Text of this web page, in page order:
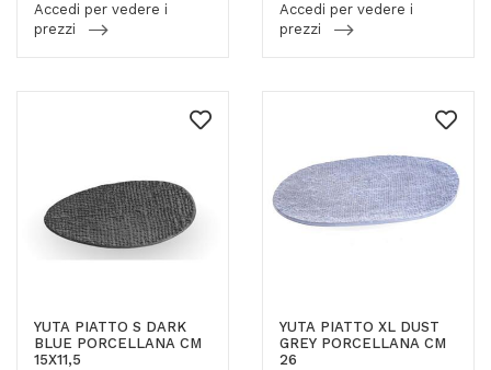
Accedi per vedere i
prezzi
Accedi per vedere i
prezzi
YUTA PIATTO S DARK
BLUE PORCELLANA CM
15X11,5
YUTA PIATTO XL DUST
GREY PORCELLANA CM
26